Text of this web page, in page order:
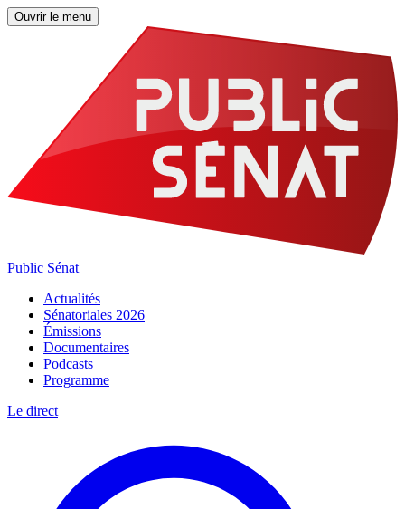
Ouvrir le menu
Public Sénat
Actualités
Sénatoriales 2026
Émissions
Documentaires
Podcasts
Programme
Le direct